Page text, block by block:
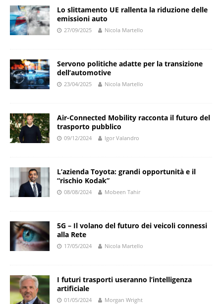
Lo slittamento UE rallenta la riduzione delle
emissioni auto
27/09/2025 Nicola Martello
Servono politiche adatte per la transizione
dell’automotive
23/04/2025 Nicola Martello
Air-Connected Mobility racconta il futuro del
trasporto pubblico
09/12/2024 Igor Valandro
L’azienda Toyota: grandi opportunità e il
“rischio Kodak”
08/08/2024 Mobeen Tahir
5G – Il volano del futuro dei veicoli connessi
alla Rete
17/05/2024 Nicola Martello
I futuri trasporti useranno l’intelligenza
artificiale
01/05/2024 Morgan Wright